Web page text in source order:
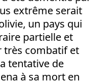
extrême serait
un pays qui
partielle et
très combatif et
tentative de
à sa mort en